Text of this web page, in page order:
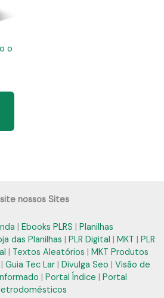
o
nossos Sites
| Ebooks PLRS | Planilhas
das Planilhas | PLR Digital | MKT | PLR
| Textos Aleatórios | MKT Produtos
| Guia Tec Lar | Divulga Seo | Visão de
| Portal Índice | Portal